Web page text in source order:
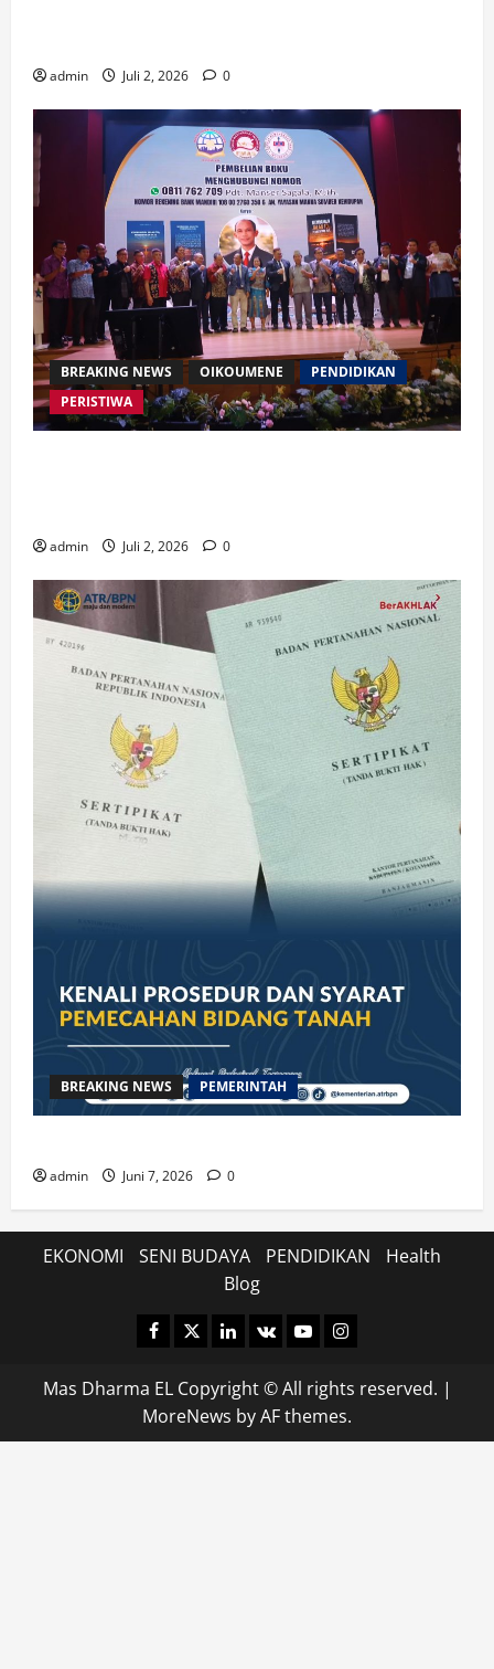
admin Juli 2, 2026 0
BREAKING NEWS OIKOUMENE
PENDIDIKAN
PERISTIWA
admin Juli 2, 2026 0
BREAKING NEWS PEMERINTAH
admin Juni 7, 2026 0
EKONOMI SENI BUDAYA PENDIDIKAN
Health
Blog
Facebook
TwitterLinkedin
VK YoutubeInstagram
Mas Dharma EL Copyright © All rights reserved. |
MoreNews by AF themes.